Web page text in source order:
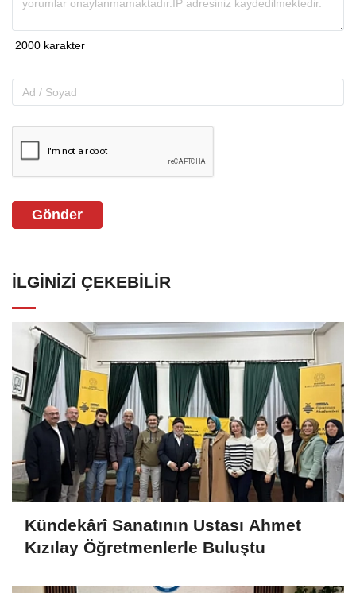
Gönder
İLGINIZI ÇEKEBILIR
Kündekârî Sanatının Ustası Ahmet
Kızılay Öğretmenlerle Buluştu